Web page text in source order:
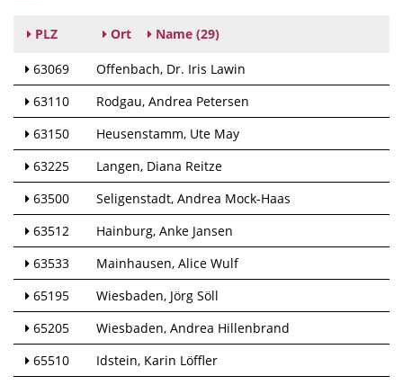
PLZ Ort Name (29)
63069 Offenbach Dr. Iris Lawin
63110
Rodgau Andrea Petersen
63150
Heusenstamm Ute May
63225
Langen Diana Reitze
63500
Seligenstadt Andrea Mock-Haas
63512
Hainburg Anke Jansen
63533
Mainhausen Alice Wulf
65195
Wiesbaden Jörg Söll
65205
Wiesbaden Andrea Hillenbrand
65510
Idstein Karin Löffler